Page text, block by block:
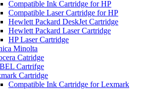
Compatible Ink Cartridge for HP
Compatible Laser Cartridge for HP
Hewlett Packard DeskJet Cartridge
Hewlett Packard Laser Cartridge
HP Laser Cartridge
Minolta
Catridge
Cartrifge
Cartridge
Compatible Ink Cartridge for Lexmark